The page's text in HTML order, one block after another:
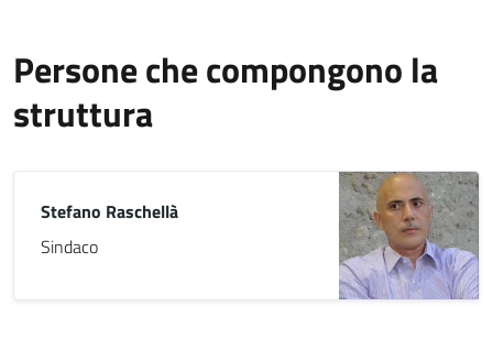
Persone che compongono la
struttura
Stefano Raschellà
Sindaco